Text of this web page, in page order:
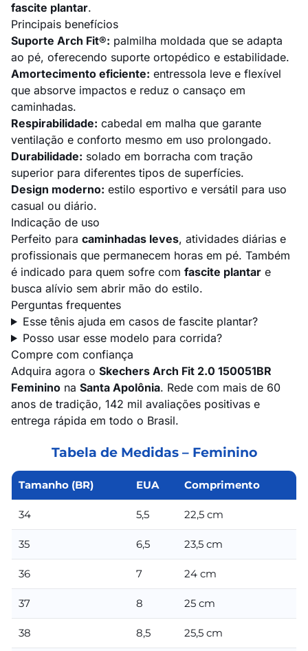
fascite plantar.
Principais benefícios
Suporte Arch Fit®: palmilha moldada que se adapta
ao pé, oferecendo suporte ortopédico e estabilidade.
Amortecimento eficiente: entressola leve e flexível
que absorve impactos e reduz o cansaço em
caminhadas.
Respirabilidade: cabedal em malha que garante
ventilação e conforto mesmo em uso prolongado.
Durabilidade: solado em borracha com tração
superior para diferentes tipos de superfícies.
Design moderno: estilo esportivo e versátil para uso
casual ou diário.
Indicação de uso
Perfeito para caminhadas leves, atividades diárias e
profissionais que permanecem horas em pé. Também
é indicado para quem sofre com fascite plantar e
busca alívio sem abrir mão do estilo.
Perguntas frequentes
Esse tênis ajuda em casos de fascite plantar?
Posso usar esse modelo para corrida?
Compre com confiança
Adquira agora o Skechers Arch Fit 2.0 150051BR
Feminino na Santa Apolônia. Rede com mais de 60
anos de tradição, 142 mil avaliações positivas e
entrega rápida em todo o Brasil.
Tabela de Medidas – Feminino
Tamanho (BR) EUA Comprimento
34 5,5 22,5 cm
35 6,5 23,5 cm
36 7 24 cm
37 8 25 cm
38 8,5 25,5 cm